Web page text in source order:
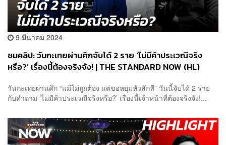
9 มีนาคม 2024
ชมคลิป: วันกะเทยผ่านศึกจับได้ 2 ราย ‘ไม่มีค้าประเวณีจริง
หรือ?’ เรื่องนี้ต้องจริงจัง! | THE STANDARD NOW (HL)
วันกะเทยผ่านศึก “แม้ไม่ถูกต้อง แต่ขอหยุมหัวสักที” วันนี้จับได้ 2 ราย
กับคำถาม ‘ไม่มีค้าประเวณีจริงหรือ?’ เรื่องนี้เจ้าหน้าที่ต้องจริงจัง!...